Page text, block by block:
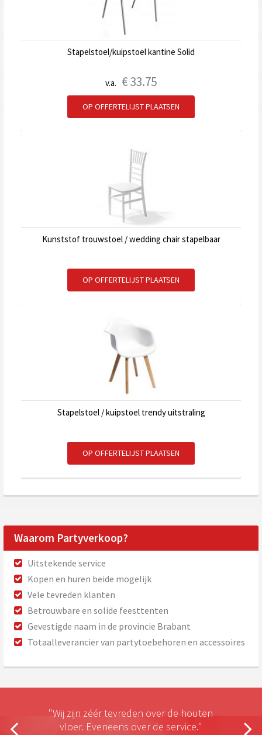
Stapelstoel/kuipstoel kantine Solid
v.a. €33.75
OP OFFERTELIJST PLAATSEN
Kunststof trouwstoel / wedding chair stapelbaar
OP OFFERTELIJST PLAATSEN
Stapelstoel / kuipstoel trendy uitstraling
OP OFFERTELIJST PLAATSEN
Waarom Partyverkoop?
Uitstekende service
Kopen en huren beide mogelijk
Vele tevreden klanten
Betrouwbare en solide feesttenten
Gevestigde naam in de provincie Brabant
Totaalleverancier van partytoebehoren en accessoires
"Wij zijn zéér tevreden over de houten
vloer. Eveneens over de service."